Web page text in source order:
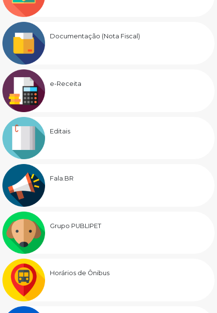
Documentação (Nota Fiscal)
e-Receita
Editais
Fala.BR
Grupo PUBLIPET
Horários de Ônibus